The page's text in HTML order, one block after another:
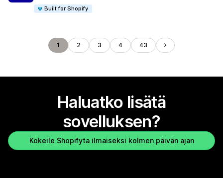
Built for Shopify
1 2 3 4 43
Haluatko lisätä
sovelluksen?
Kokeile Shopifyta ilmaiseksi kolmen päivän ajan